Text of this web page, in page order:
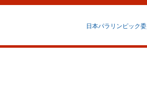
日本パラリンピック